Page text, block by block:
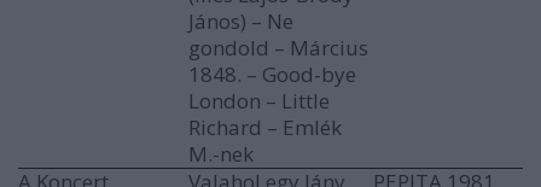
János) – Ne
gondold – Március
1848. – Good-bye
London – Little
Richard – Emlék
M.-nek